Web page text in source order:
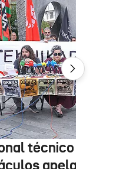
técnico de
apela a la